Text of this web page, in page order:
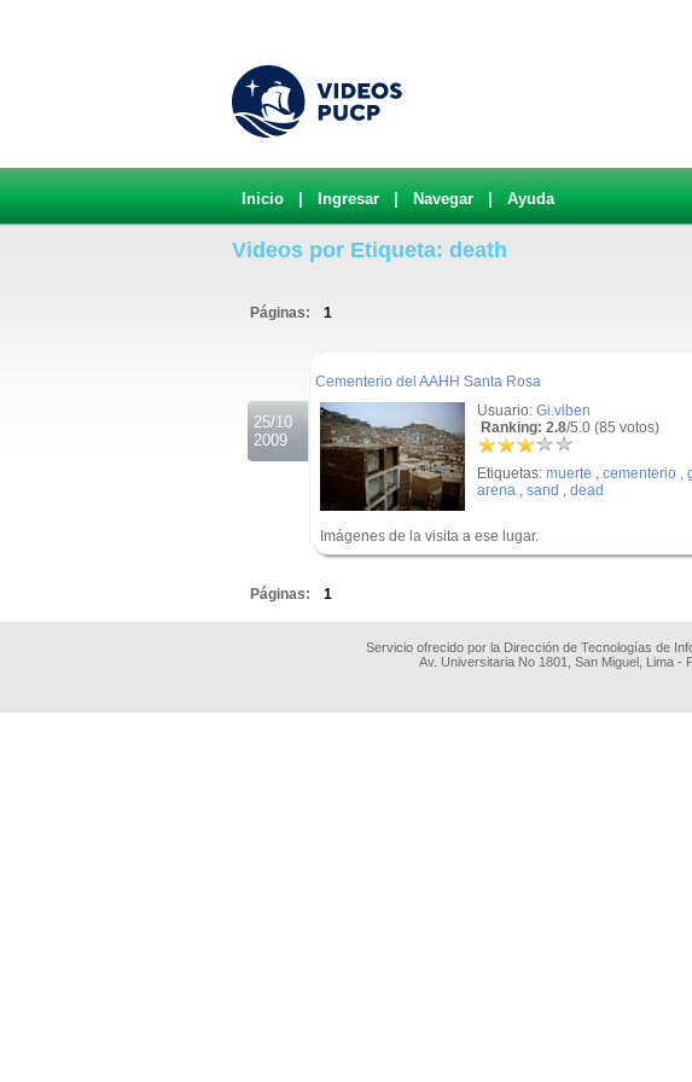
Inicio Ingresar Navegar Ayuda
Videos por Etiqueta: death
Páginas: 1
25/10
2009
Cementerio del AAHH Santa Rosa
Usuario: Gi.viben
Ranking: 2.8/5.0 (85 votos)
Etiquetas: muerte , cementerio ,
arena , sand , dead
Imágenes de la visita a ese lugar.
Páginas: 1
Servicio ofrecido por la Dirección de Tecnologías de
Av. Universitaria No 1801, San Miguel, Lima -